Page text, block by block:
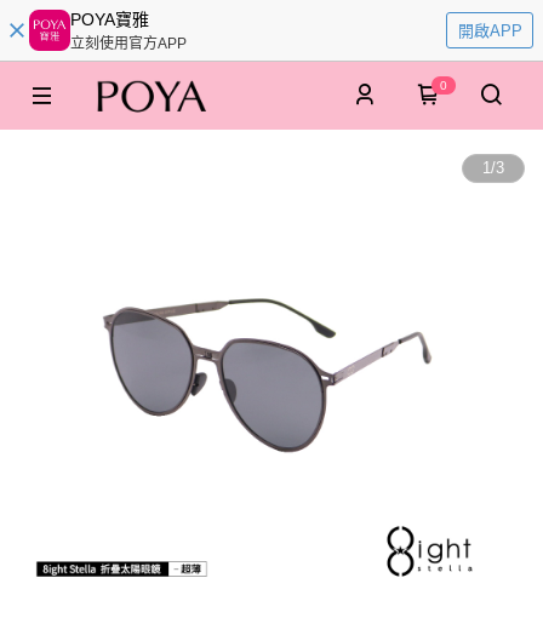
POYA寶雅
立刻使用官方APP
開啟APP
0
1/3